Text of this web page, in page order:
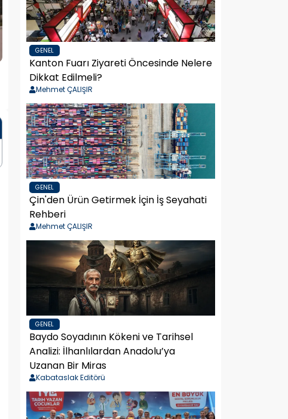
GENEL
Kanton Fuarı Ziyareti Öncesinde Nelere
Dikkat Edilmeli?
Mehmet ÇALIŞIR
GENEL
Çin'den Ürün Getirmek İçin İş Seyahati
Rehberi
Mehmet ÇALIŞIR
GENEL
Baydo Soyadının Kökeni ve Tarihsel
Analizi: İlhanlılardan Anadolu’ya
Uzanan Bir Miras
Kabataslak Editörü